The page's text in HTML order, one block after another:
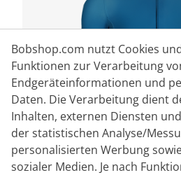
Bobshop.com nutzt Cookies
Funktionen zur Verarbeitung
Endgeräteinformationen und
Daten. Die Verarbeitung dient
Inhalten, externen Diensten
der statistischen Analyse/
personalisierten Werbung
sozialer Medien. Je nach